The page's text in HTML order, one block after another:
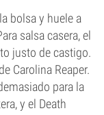
bolsa y huele a
salsa casera, el
justo de castigo.
Carolina Reaper.
para la
y el Death